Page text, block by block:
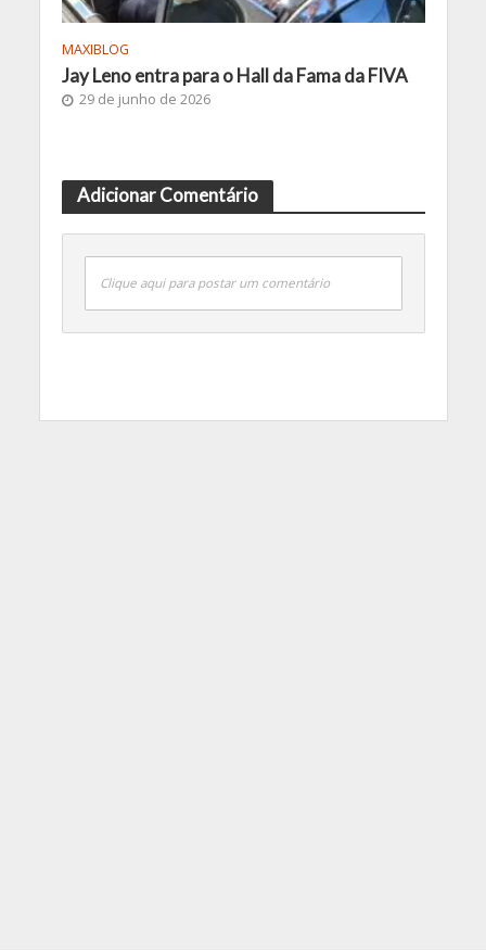
MAXIBLOG
Jay Leno entra para o Hall da Fama da FIVA
29 de junho de 2026
Adicionar Comentário
Clique aqui para postar um comentário